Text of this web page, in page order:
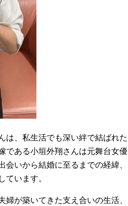
は、私生活でも深い絆で結ばれた
である小垣外翔さんは元舞台女優
いから結婚に至るまでの経緯、
ています。
が築いてきた支え合いの生活、